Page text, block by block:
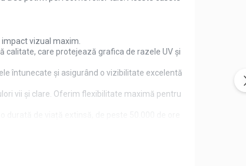
vizual maxim.
care protejează grafica de razele UV și
întunecate și asigurând o vizibilitate excelentă
vii și clare. Oferim flexibilitate maximă pentru
puternică.